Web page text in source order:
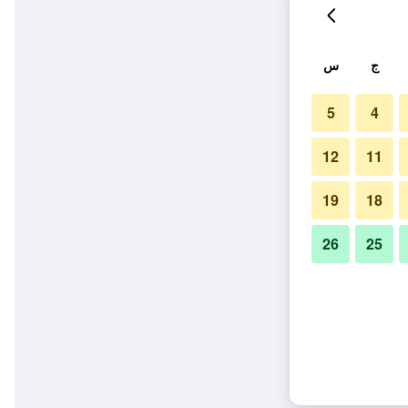
ج س
4
5
11
12
18
19
25
26